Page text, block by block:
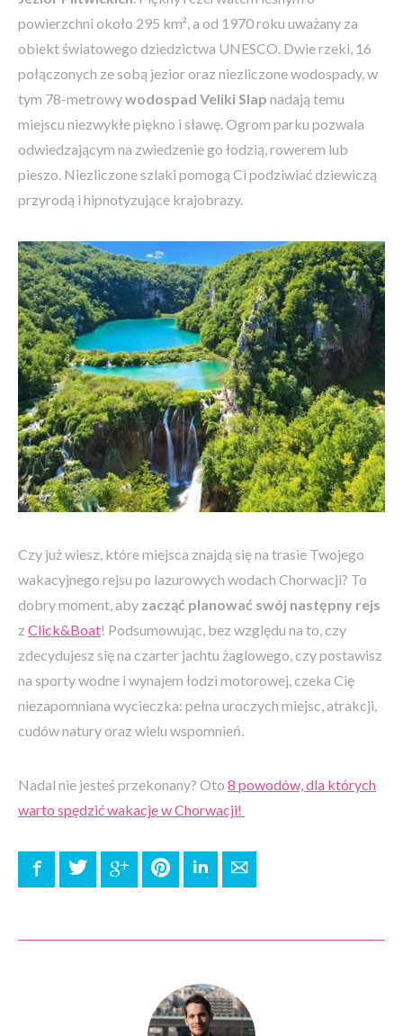
powierzchni około 295 km², a od 1970 roku uważany za
obiekt światowego dziedzictwa UNESCO. Dwie rzeki, 16
połączonych ze sobą jezior oraz niezliczone wodospady, w
tym 78-metrowywodospad Veliki Slap nadają temu
miejscu niezwykłe piękno i sławę. Ogrom parku pozwala
odwiedzającym na zwiedzenie go łodzią, rowerem lub
pieszo. Niezliczone szlaki pomogą Ci podziwiać dziewiczą
przyrodą i hipnotyzujące krajobrazy.
Czy już wiesz, które miejsca znajdą się na trasie Twojego
wakacyjnego rejsu po lazurowych wodach Chorwacji? To
dobry moment, aby zacząć planować swój następny rejs
z Click&Boat! Podsumowując, bez względu na to, czy
zdecydujesz się na czarter jachtu żaglowego, czy postawisz
na sporty wodne i wynajem łodzi motorowej, czeka Cię
niezapomniana wycieczka: pełna uroczych miejsc, atrakcji,
cudów natury oraz wielu wspomnień.
Nadal nie jesteś przekonany? Oto 8 powodów, dla których
warto spędzić wakacje w Chorwacji!
FacebookTwitter Google+ PinterestLinkedInE-mail